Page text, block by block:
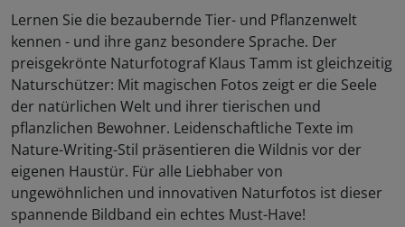
Lernen Sie die bezaubernde Tier- und Pflanzenwelt
kennen - und ihre ganz besondere Sprache. Der
preisgekrönte Naturfotograf Klaus Tamm ist gleichzeitig
Naturschützer: Mit magischen Fotos zeigt er die Seele
der natürlichen Welt und ihrer tierischen und
pflanzlichen Bewohner. Leidenschaftliche Texte im
Nature-Writing-Stil präsentieren die Wildnis vor der
eigenen Haustür. Für alle Liebhaber von
ungewöhnlichen und innovativen Naturfotos ist dieser
spannende Bildband ein echtes Must-Have!